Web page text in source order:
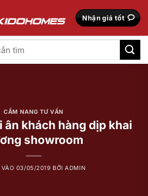
Nhận giá tốt
CẨM NANG TƯ VẤN
ân khách hàng dịp khai
showroom
03/05/2019 BỞIADMIN